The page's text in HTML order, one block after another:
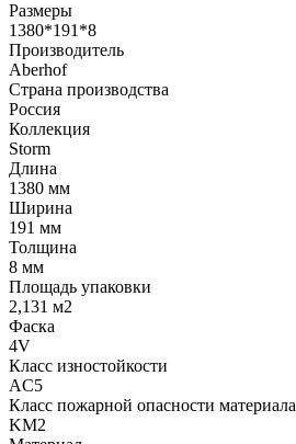
Размеры
1380*191*8
Производитель
Aberhof
Страна производства
Россия
Коллекция
Storm
Длина
1380 мм
Ширина
191 мм
Толщина
8 мм
Площадь упаковки
2,131 м2
Фаска
4V
Класс изностойкости
AC5
Класс пожарной опасности материала
KM2